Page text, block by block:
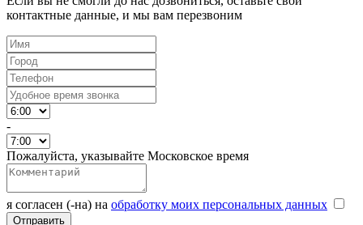
контактные данные, и мы вам перезвоним
-
Пожалуйста, указывайте Московское время
я согласен (-на) на обработку моих персональных данных